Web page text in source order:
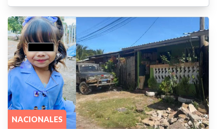
NACIONALES